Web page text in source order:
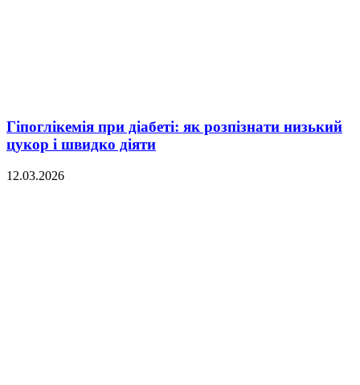
Гіпоглікемія при діабеті: як розпізнати низький
цукор і швидко діяти
12.03.2026